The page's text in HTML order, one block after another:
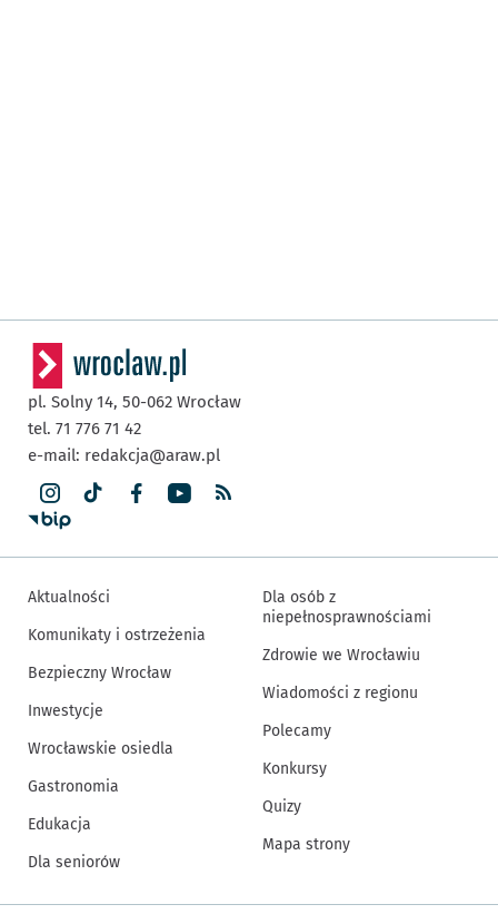
pl. Solny 14, 50-062 Wrocław
tel. 71 776 71 42
e-mail: redakcja@araw.pl
Aktualności
Komunikaty i ostrzeżenia
Bezpieczny Wrocław
Inwestycje
Wrocławskie osiedla
Gastronomia
Edukacja
Dla seniorów
Dla osób z
niepełnosprawnościami
Zdrowie we Wrocławiu
Wiadomości z regionu
Polecamy
Konkursy
Quizy
Mapa strony